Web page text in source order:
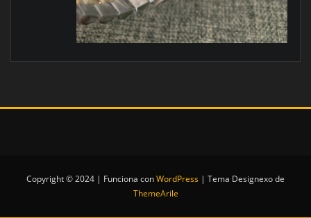
Copyright © 2024 | Funciona conWordPress | Tema Designexo de
ThemeArile